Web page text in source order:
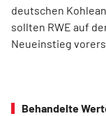
deutschen
sollten RWE auf
Neueinstieg
Behandelte